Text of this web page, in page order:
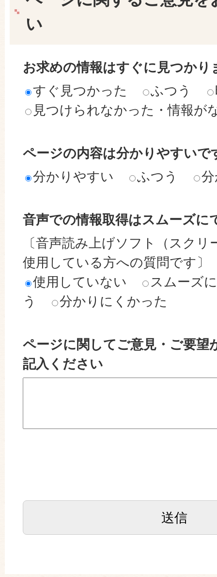
い
お求めの情報はすぐに見つかり
すぐ見つかった
ふつう
見つけられなかった・情報が
ページの内容は分かりやすいで
分かりやすい
ふつう
音声での情報取得はスムーズに
〔音声読み上げソフト（スク
使用している方への質問です〕
使用していない
スムーズ
う
分かりにくかった
ページに関してご意見・ご要望
記入ください